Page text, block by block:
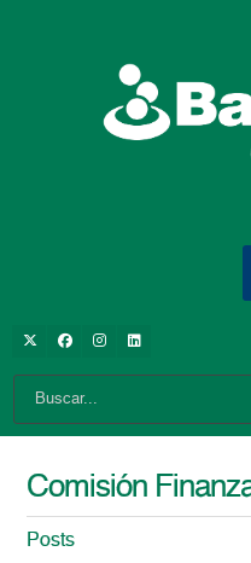
Comisión
Posts